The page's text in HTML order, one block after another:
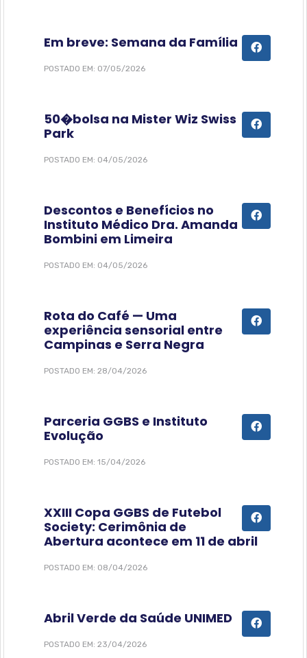
Em breve: Semana da Família
POSTADO EM: 07/05/2026
50�bolsa na Mister Wiz Swiss
Park
POSTADO EM: 04/05/2026
Descontos e Benefícios no
Instituto Médico Dra. Amanda
Bombini em Limeira
POSTADO EM: 04/05/2026
Rota do Café — Uma
experiência sensorial entre
Campinas e Serra Negra
POSTADO EM: 28/04/2026
Parceria GGBS e Instituto
Evolução
POSTADO EM: 15/04/2026
XXIII Copa GGBS de Futebol
Society: Cerimônia de
Abertura acontece em 11 de abril
POSTADO EM: 08/04/2026
Abril Verde da Saúde UNIMED
POSTADO EM: 23/04/2026